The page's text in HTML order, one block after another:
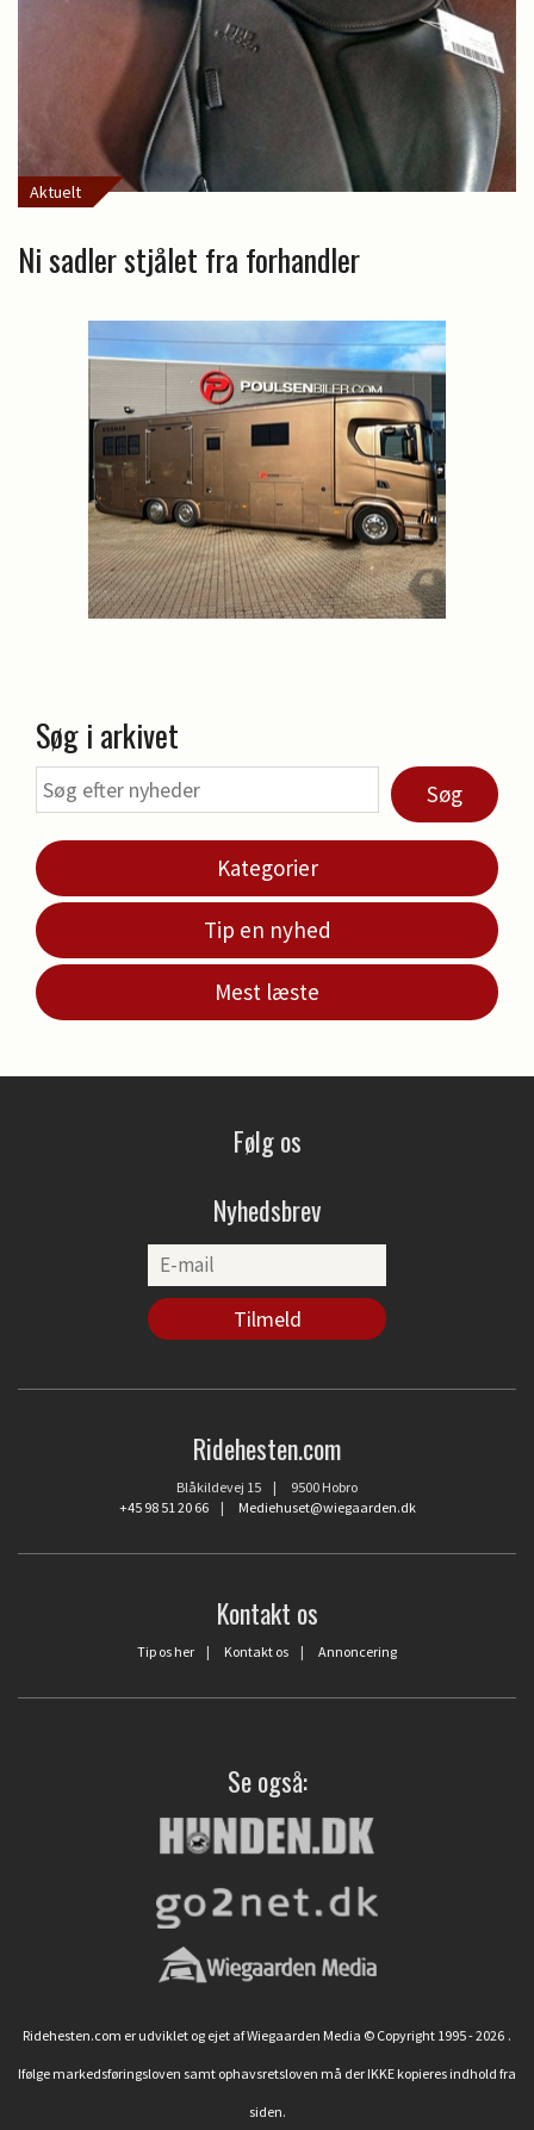
Aktuelt
Ni sadler stjålet fra forhandler
Søg i arkivet
Søg
Kategorier
Tip en nyhed
Mest læste
Følg os
Nyhedsbrev
Ridehesten.com
Blåkildevej 15 | 9500 Hobro
+45 98 51 20 66| Mediehuset@wiegaarden.dk
Kontakt os
Tip os her | Kontakt os | Annoncering
Se også:
Ridehesten.com er udviklet og ejet af Wiegaarden Media © Copyright 1995 - 2026 .
Ifølge markedsføringsloven samt ophavsretsloven må der IKKE kopieres indhold fra
siden.